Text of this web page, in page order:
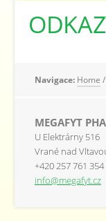
Navigace: Home /
MEGAFYT
U Elektrárny 516
Vrané nad
+420 257 761 354
info@megafyt.cz